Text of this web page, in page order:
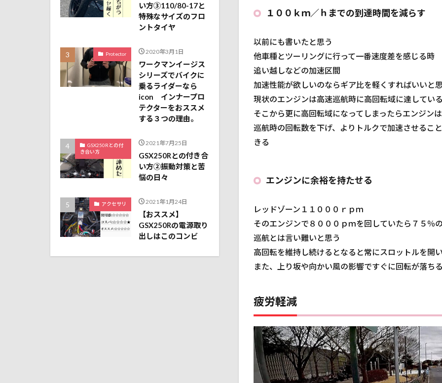
フロ
スプ
ット
2.2
リア
スプ
ロケ
ット
ーン
実
に
変
更
て
3.1
良か
った
点
3.2
問題
無か
１００ｋｍ／ｈまでの到達時間を減らす
以前にも書いたと思う
他車種とツーリングに行って一番速度差を感じる時
追い越しなどの加速区間
加速性能が欲しいのならギア比を軽くすればいいと
現状のエンジンは高速巡航時に高回転域に達してい
そこから更に高回転域になってしまったらエンジン
巡航時の回転数を下げ、よりトルクで加速させるこ
きる
エンジンに余裕を持たせる
レッドゾーン１１０００ｒｐｍ
そのエンジンで８０００ｐｍを回していたら７５％
巡航とは言い難いと思う
高回転を維持し続けるとなると常にスロットルを開
また、上り坂や向かい風の影響ですぐに回転が落ち
疲労軽減
い方③110/80-17と
特殊なサイズのフロ
ントタイヤ
Protector 2020年3月1日
ワークマンイージス
シリーズでバイクに
乗るライダーなら
icon インナープロ
テクターをおススメ
する３つの理由。
GSX250Rとの付
き合い方
2021年7月25日
GSX250Rとの付き合
い方②振動対策と苦
悩の日々
アクセサリ 2021年1月24日
【おススメ】
GSX250Rの電源取り
出しはこのコンビ